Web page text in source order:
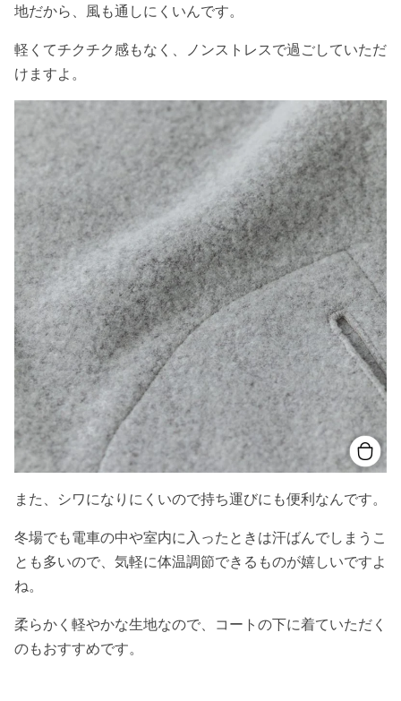
地だから、風も通しにくいんです。
軽くてチクチク感もなく、ノンストレスで過ごしていただ
けますよ。
また、シワになりにくいので持ち運びにも便利なんです。
冬場でも電車の中や室内に入ったときは汗ばんでしまうこ
とも多いので、気軽に体温調節できるものが嬉しいですよ
ね。
柔らかく軽やかな生地なので、コートの下に着ていただく
のもおすすめです。